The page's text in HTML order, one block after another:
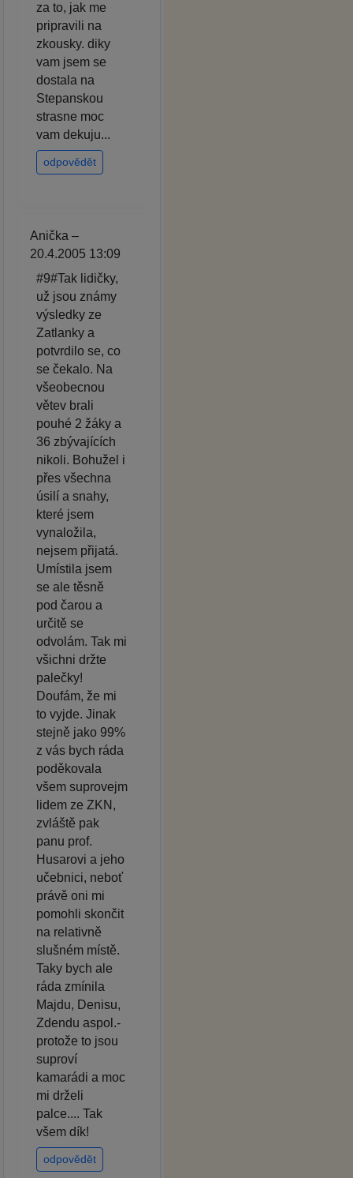
za to, jak me
pripravili na
zkousky. diky
vam jsem se
dostala na
Stepanskou
strasne moc
vam dekuju...
odpovědět
Anička –
20.4.2005 13:09
#9#Tak lidičky,
už jsou známy
výsledky ze
Zatlanky a
potvrdilo se, co
se čekalo. Na
všeobecnou
větev brali
pouhé 2 žáky a
36 zbývajících
nikoli. Bohužel i
přes všechna
úsilí a snahy,
které jsem
vynaložila,
nejsem přijatá.
Umístila jsem
se ale těsně
pod čarou a
určitě se
odvolám. Tak mi
všichni držte
palečky!
Doufám, že mi
to vyjde. Jinak
stejně jako 99%
z vás bych ráda
poděkovala
všem suprovejm
lidem ze ZKN,
zvláště pak
panu prof.
Husarovi a jeho
učebnici, neboť
právě oni mi
pomohli skončit
na relativně
slušném místě.
Taky bych ale
ráda zmínila
Majdu, Denisu,
Zdendu aspol.-
protože to jsou
suproví
kamarádi a moc
mi drželi
palce.... Tak
všem dík!
odpovědět